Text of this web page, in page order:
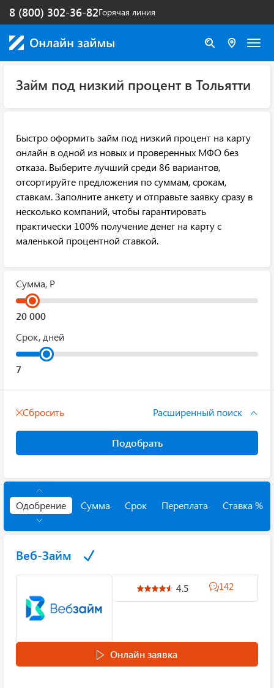
Горячая линия
8 (800) 302-36-82
Займ под низкий процент в Тольятти
Быстро оформить займ под низкий процент на карту
онлайн в одной из новых и проверенных МФО без
отказа. Выберите лучший среди 86 вариантов,
отсортируйте предложения по суммам, срокам,
ставкам. Заполните анкету и отправьте заявку сразу в
несколько компаний, чтобы гарантировать
практически 100% получение денег на карту с
маленькой процентной ставкой.
Сумма, Р
Срок, дней
Сбросить Расширенный поиск
Подобрать
Одобрение Сумма Срок Переплата Ставка %
Веб-Займ
4.5 142
Онлайн заявка